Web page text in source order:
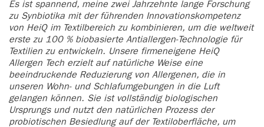
Es ist spannend, meine zwei Jahrzehnte lange Forschung
zu Synbiotika mit der führenden Innovationskompetenz
von HeiQ im Textilbereich zu kombinieren, um die weltweit
erste zu 100 % biobasierte Antiallergen-Technologie für
Textilien zu entwickeln. Unsere firmeneigene HeiQ
Allergen Tech erzielt auf natürliche Weise eine
beeindruckende Reduzierung von Allergenen, die in
unseren Wohn- und Schlafumgebungen in die Luft
gelangen können. Sie ist vollständig biologischen
Ursprungs und nutzt den natürlichen Prozess der
probiotischen Besiedlung auf der Textiloberfläche, um